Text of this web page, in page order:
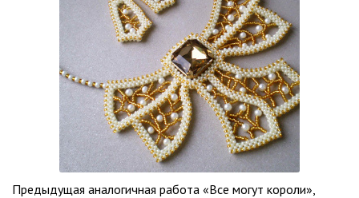
Предыдущая аналогичная работа «Все могут короли»,